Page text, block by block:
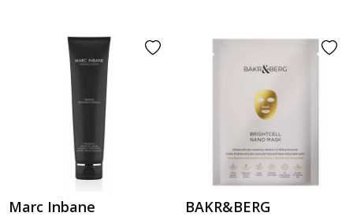
Marc Inbane BAKR&BERG